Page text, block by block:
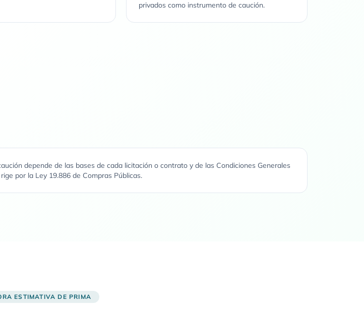
privados como instrumento de caución.
depende de las bases de cada licitación o contrato y de las Condiciones Generales
por la Ley 19.886 de Compras Públicas.
ESTIMATIVA DE PRIMA